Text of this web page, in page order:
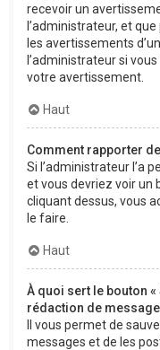
recevoir un
l’administrateur, et
les avertissements
l’administrateur si
votre avertissement.
Haut
Comment rapporter
Si l’administrateur l’a
et vous devriez voir un
cliquant dessus, vous
le faire.
Haut
À quoi sert le bouton
rédaction de
Il vous permet de
messages et de les